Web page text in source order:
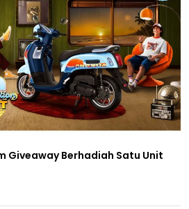
Giveaway Berhadiah Satu Unit